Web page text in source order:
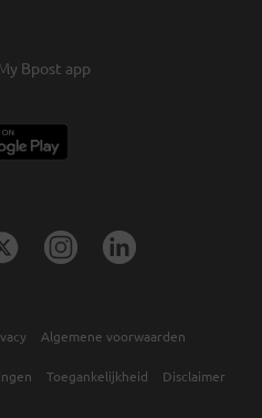
Bpost app
Algemene voorwaarden
Toegankelijkheid Disclaimer